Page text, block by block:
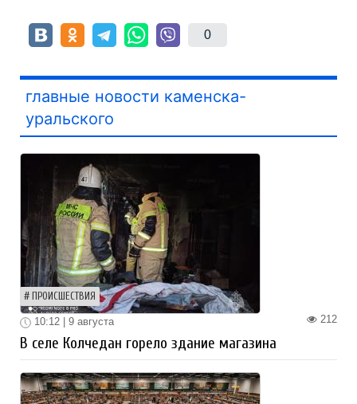
0
главные новости каменска-
уральского
ПРОИСШЕСТВИЯ
212
10:12 | 9 августа
В селе Колчедан горело здание магазина